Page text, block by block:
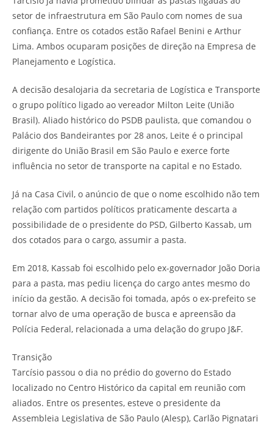
setor de infraestrutura em São Paulo com nomes de sua
confiança. Entre os cotados estão Rafael Benini e Arthur
Lima. Ambos ocuparam posições de direção na Empresa de
Planejamento e Logística.
A decisão desalojaria da secretaria de Logística e Transporte
o grupo político ligado ao vereador Milton Leite (União
Brasil). Aliado histórico do PSDB paulista, que comandou o
Palácio dos Bandeirantes por 28 anos, Leite é o principal
dirigente do União Brasil em São Paulo e exerce forte
influência no setor de transporte na capital e no Estado.
Já na Casa Civil, o anúncio de que o nome escolhido não tem
relação com partidos políticos praticamente descarta a
possibilidade de o presidente do PSD, Gilberto Kassab, um
dos cotados para o cargo, assumir a pasta.
Em 2018, Kassab foi escolhido pelo ex-governador João Doria
para a pasta, mas pediu licença do cargo antes mesmo do
início da gestão. A decisão foi tomada, após o ex-prefeito se
tornar alvo de uma operação de busca e apreensão da
Polícia Federal, relacionada a uma delação do grupo J&F.
Transição
Tarcísio passou o dia no prédio do governo do Estado
localizado no Centro Histórico da capital em reunião com
aliados. Entre os presentes, esteve o presidente da
Assembleia Legislativa de São Paulo (Alesp), Carlão Pignatari